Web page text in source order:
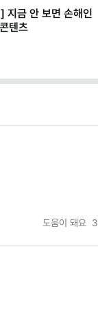
지금 안 보면 손해인
텐츠
도움이 돼요 3